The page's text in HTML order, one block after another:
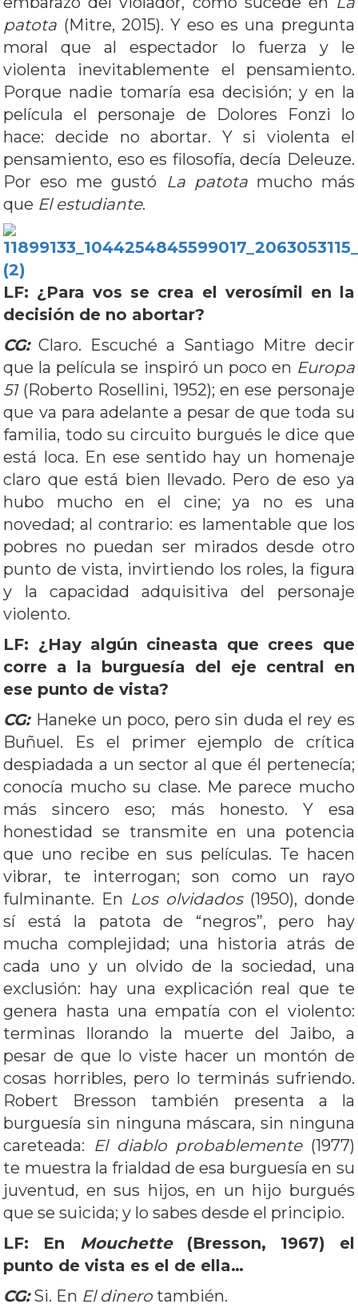
patota (Mitre, 2015). Y eso es una pregunta
moral que al espectador lo fuerza y le
violenta inevitablemente el pensamiento.
Porque nadie tomaría esa decisión; y en la
película el personaje de Dolores Fonzi lo
hace: decide no abortar. Y si violenta el
pensamiento, eso es filosofía, decía Deleuze.
Por eso me gustó
La patotamucho más
que El estudiante.
LF: ¿Para vos se crea el verosímil en la
decisión de no abortar?
CG: Claro. Escuché a Santiago Mitre decir
que la película se inspiró un poco en Europa
51 (Roberto Rosellini, 1952); en ese personaje
que va para adelante a pesar de que toda su
familia, todo su circuito burgués le dice que
está loca. En ese sentido hay un homenaje
claro que está bien llevado. Pero de eso ya
hubo mucho en el cine; ya no es una
novedad; al contrario: es lamentable que los
pobres no puedan ser mirados desde otro
punto de vista, invirtiendo los roles, la figura
y la capacidad adquisitiva del personaje
violento.
LF: ¿Hay algún cineasta que crees que
corre a la burguesía del eje central en
ese punto de vista?
CG: Haneke un poco, pero sin duda el rey es
Buñuel. Es el primer ejemplo de crítica
despiadada a un sector al que él pertenecía;
conocía mucho su clase. Me parece mucho
más sincero eso; más honesto. Y esa
honestidad se transmite en una potencia
que uno recibe en sus películas. Te hacen
vibrar, te interrogan; son como un rayo
fulminante. En Los olvidados(1950), donde
sí está la patota de “negros”, pero hay
mucha complejidad; una historia atrás de
cada uno y un olvido de la sociedad, una
exclusión: hay una explicación real que te
genera hasta una empatía con el violento:
terminas llorando la muerte del Jaibo, a
pesar de que lo viste hacer un montón de
cosas horribles, pero lo terminás sufriendo.
Robert Bresson también presenta a la
burguesía sin ninguna máscara, sin ninguna
careteada: El diablo probablemente(1977)
te muestra la frialdad de esa burguesía en su
juventud, en sus hijos, en un hijo burgués
que se suicida; y lo sabes desde el principio.
LF: En Mouchette(Bresson, 1967) el
punto de vista es el de ella…
CG: Si. En El dinero también.